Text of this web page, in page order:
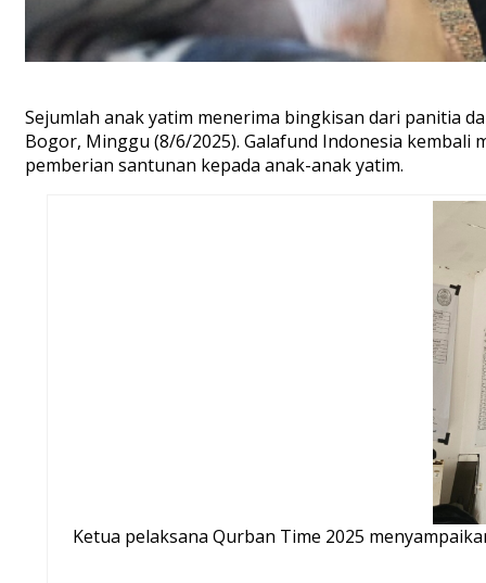
Sejumlah anak yatim menerima bingkisan dari panitia
Bogor, Minggu (8/6/2025). Galafund Indonesia kembali
pemberian santunan kepada anak-anak yatim.
Ketua pelaksana Qurban Time 2025